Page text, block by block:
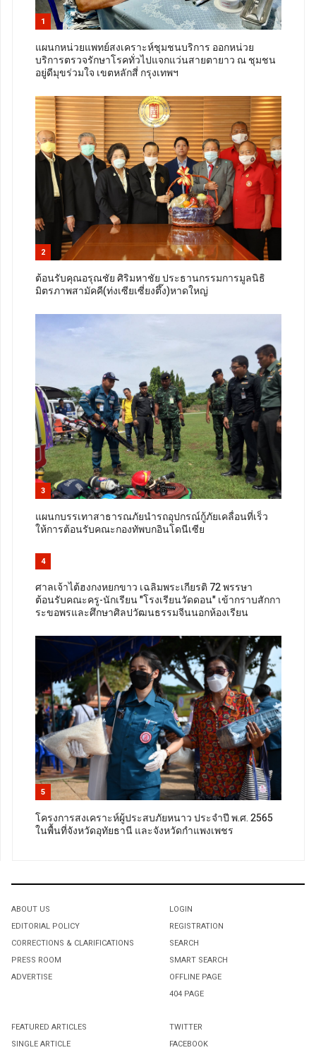
1
แผนกหน่วยแพทย์สงเคราะห์ชุมชนบริการ ออกหน่วย
บริการตรวจรักษาโรคทั่วไปแจกแว่นสายตายาว ณ ชุมชน
อยู่ดีมุขร่วมใจ เขตหลักสี่ กรุงเทพฯ
2
ต้อนรับคุณอรุณชัย ศิริมหาชัย ประธานกรรมการมูลนิธิ
มิตรภาพสามัคคี(ท่งเซียเซี่ยงตึ๊ง)หาดใหญ่
3
แผนกบรรเทาสาธารณภัยนำรถอุปกรณ์กู้ภัยเคลื่อนที่เร็ว
ให้การต้อนรับคณะกองทัพบกอินโดนีเซีย
4
ศาลเจ้าไต้ฮงกงหยกขาว เฉลิมพระเกียรติ 72 พรรษา
ต้อนรับคณะครู-นักเรียน "โรงเรียนวัดดอน" เข้ากราบสักกา
ระขอพรและศึกษาศิลปวัฒนธรรมจีนนอกห้องเรียน
5
โครงการสงเคราะห์ผู้ประสบภัยหนาว ประจำปี พ.ศ. 2565
ในพื้นที่จังหวัดอุทัยธานี และจังหวัดกำแพงเพชร
ABOUT US
EDITORIAL POLICY
CORRECTIONS & CLARIFICATIONS
PRESS ROOM
ADVERTISE
LOGIN
REGISTRATION
SEARCH
SMART SEARCH
OFFLINE PAGE
404 PAGE
FEATURED ARTICLES
SINGLE ARTICLE
TWITTER
FACEBOOK